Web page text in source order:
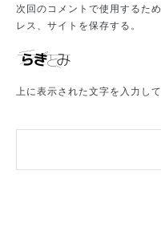
次回のコメントで使用するた
レス、サイトを保存する。
上に表示された文字を入力し